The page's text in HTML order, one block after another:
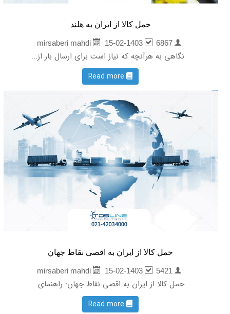
حمل کالا از ایران به هلند
mirsaberi mahdi
15-02-1403 6867
نگاهی به هرآنچه که نیاز است برای ارسال بار از...
Read more
حمل کالا از ایران به اقصی نقاط جهان
mirsaberi mahdi
15-02-1403 5421
حمل کالا از ایران به اقصی نقاط جهان: راهنمای...
Read more